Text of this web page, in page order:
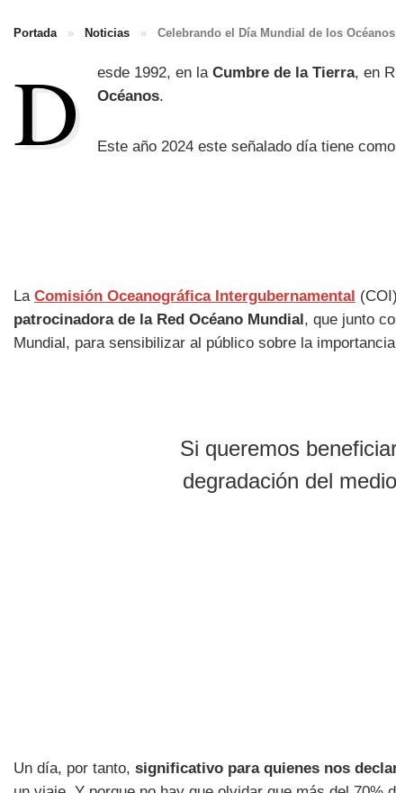
Portada » Noticias » Celebrando el Día Mundial de los
D esde 1992, en laCumbre de la Tierra, en
Océanos.
Este año 2024 este señalado día tiene
La Comisión Oceanográfica Intergubernamental
patrocinadora de la Red Océano Mundial, que junto
Mundial, para sensibilizar al público sobre la
Si queremos
degradación del
Un día, por tanto, significativo para quienes nos